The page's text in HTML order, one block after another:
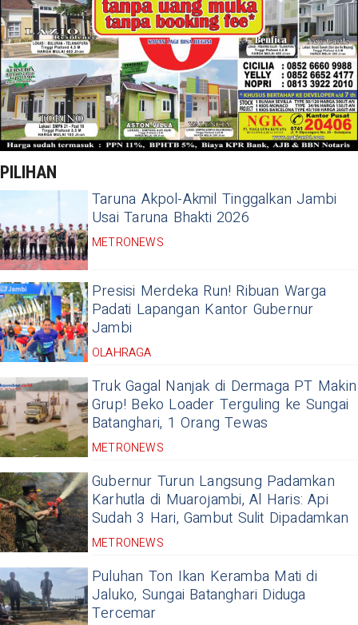
PILIHAN
Taruna Akpol-Akmil Tinggalkan Jambi
Usai Taruna Bhakti 2026
METRONEWS
Presisi Merdeka Run! Ribuan Warga
Padati Lapangan Kantor Gubernur
Jambi
OLAHRAGA
Truk Gagal Nanjak di Dermaga PT Makin
Grup! Beko Loader Terguling ke Sungai
Batanghari, 1 Orang Tewas
METRONEWS
Gubernur Turun Langsung Padamkan
Karhutla di Muarojambi, Al Haris: Api
Sudah 3 Hari, Gambut Sulit Dipadamkan
METRONEWS
Puluhan Ton Ikan Keramba Mati di
Jaluko, Sungai Batanghari Diduga
Tercemar